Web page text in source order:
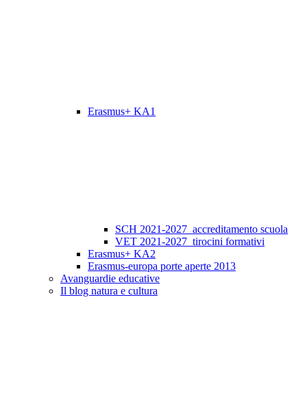
Erasmus+ KA1
SCH 2021-2027_accreditamento scuola
VET 2021-2027_tirocini formativi
Erasmus+ KA2
Erasmus-europa porte aperte 2013
Avanguardie educative
Il blog natura e cultura